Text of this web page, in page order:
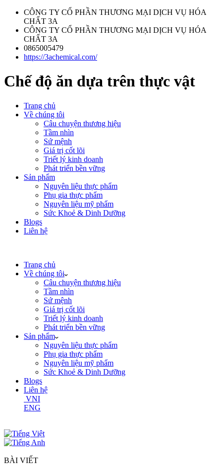
CÔNG TY CỔ PHẦN THƯƠNG MẠI DỊCH VỤ HÓA
CHẤT 3A
CÔNG TY CỔ PHẦN THƯƠNG MẠI DỊCH VỤ HÓA
CHẤT 3A
0865005479
https://3achemical.com/
Chế độ ăn dựa trên thực vật
Trang chủ
Về chúng tôi
Câu chuyện thương hiệu
Tầm nhìn
Sứ mệnh
Giá trị cốt lõi
Triết lý kinh doanh
Phát triển bền vững
Sản phẩm
Nguyên liệu thực phẩm
Phụ gia thực phẩm
Nguyên liệu mỹ phẩm
Sức Khoẻ & Dinh Dưỡng
Blogs
Liên hệ
Trang chủ
Về chúng tôi
Câu chuyện thương hiệu
Tầm nhìn
Sứ mệnh
Giá trị cốt lõi
Triết lý kinh doanh
Phát triển bền vững
Sản phẩm
Nguyên liệu thực phẩm
Phụ gia thực phẩm
Nguyên liệu mỹ phẩm
Sức Khoẻ & Dinh Dưỡng
Blogs
Liên hệ
VNI
ENG
BÀI VIẾT